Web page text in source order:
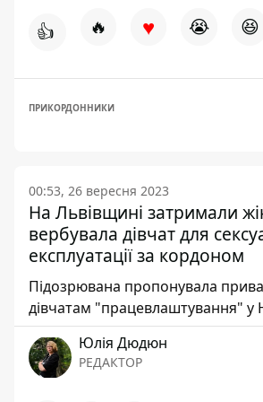
👍 🔥 ♥ 😭 😆
ПРИКОРДОННИКИ
00:53, 26 вересня 2023
На Львівщині затримали
вербувала дівчат для
експлуатації за кордоном
Підозрювана пропонувала
дівчатам "працевлаштування" у
Юлія Дюдюн
РЕДАКТОР